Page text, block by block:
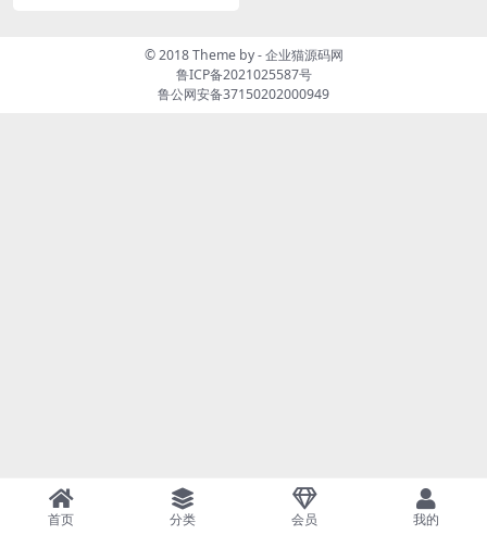
© 2018 Theme by -企业猫源码网
鲁ICP备2021025587号
鲁公网安备37150202000949
首页 分类 会员 我的